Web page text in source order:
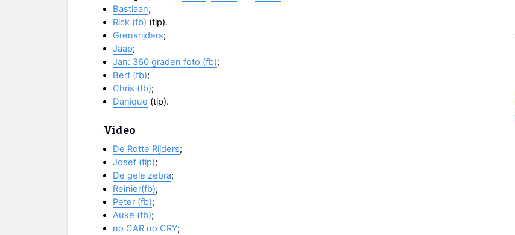
Bastiaan;
Rick (fb) (tip).
Grensrijders;
Jaap;
Jan: 360 graden foto (fb);
Bert (fb);
Chris (fb);
Danique (tip).
Video
De Rotte Rijders;
Josef (tip);
De gele zebra;
Reinier(fb);
Peter (fb);
Auke (fb);
no CAR no CRY;